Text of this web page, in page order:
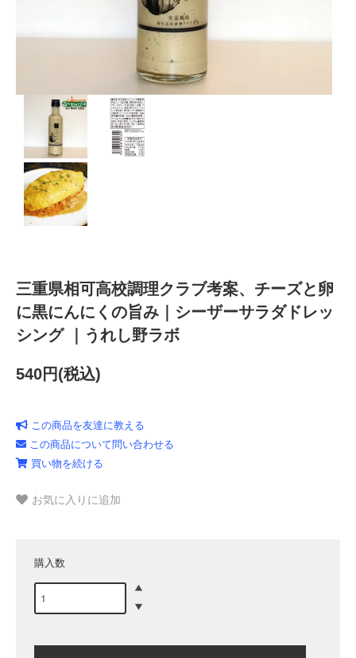
三重県相可高校調理クラブ考案、チーズと卵
に黒にんにくの旨み｜シーザーサラダドレッ
シング ｜うれし野ラボ
540円(税込)
この商品を友達に教える
この商品について問い合わせる
買い物を続ける
お気に入りに追加
購入数